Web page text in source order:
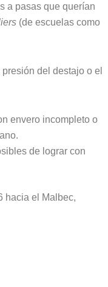
a pasas que querían
(de escuelas como
del destajo o el
envero incompleto o
de lograr con
hacia el Malbec,